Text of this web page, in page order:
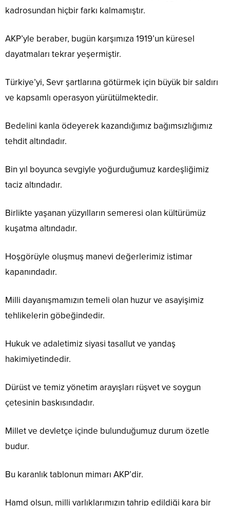
kadrosundan hiçbir farkı kalmamıştır.
AKP’yle beraber, bugün karşımıza 1919’un küresel
dayatmaları tekrar yeşermiştir.
Türkiye’yi, Sevr şartlarına götürmek için büyük bir saldırı
ve kapsamlı operasyon yürütülmektedir.
Bedelini kanla ödeyerek kazandığımız bağımsızlığımız
tehdit altındadır.
Bin yıl boyunca sevgiyle yoğurduğumuz kardeşliğimiz
taciz altındadır.
Birlikte yaşanan yüzyılların semeresi olan kültürümüz
kuşatma altındadır.
Hoşgörüyle oluşmuş manevi değerlerimiz istimar
kapanındadır.
Milli dayanışmamızın temeli olan huzur ve asayişimiz
tehlikelerin göbeğindedir.
Hukuk ve adaletimiz siyasi tasallut ve yandaş
hakimiyetindedir.
Dürüst ve temiz yönetim arayışları rüşvet ve soygun
çetesinin baskısındadır.
Millet ve devletçe içinde bulunduğumuz durum özetle
budur.
Bu karanlık tablonun mimarı AKP’dir.
Hamd olsun, milli varlıklarımızın tahrip edildiği kara bir